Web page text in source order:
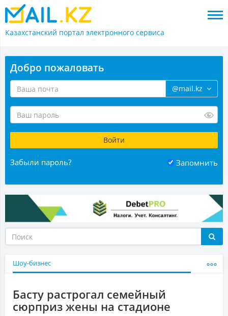
Казахстанский портал электронного сервиса
Добро пожаловать
@mail.kz
Забыли пароль? Запомнить
Шоу-бизнес
Басту растрогал семейный
сюрприз жены на стадионе